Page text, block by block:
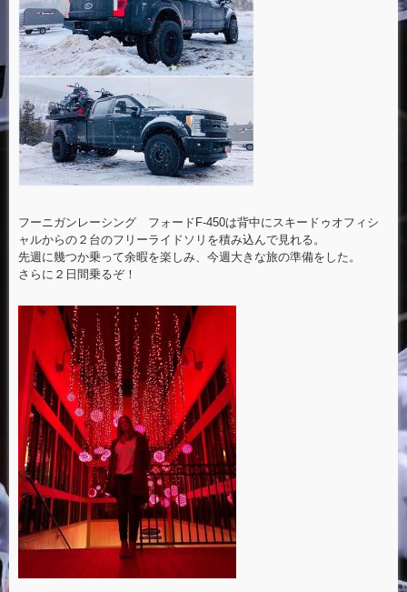
フーニガンレーシング フォードF-450は背中にスキードゥオフィシ
ャルからの２台のフリーライドソリを積み込んで見れる。
先週に幾つか乗って余暇を楽しみ、今週大きな旅の準備をした。
さらに２日間乗るぞ！